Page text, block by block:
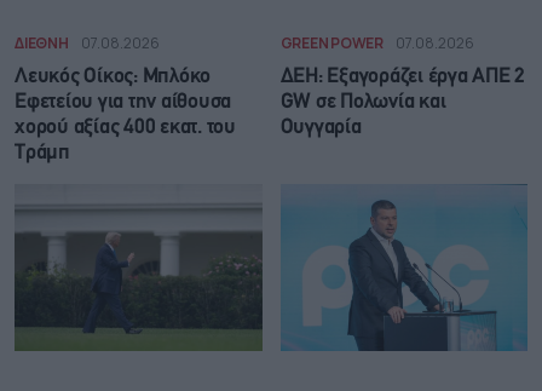
ΔΙΕΘΝΗ 07.08.2026
Λευκός Οίκος: Μπλόκο
Εφετείου για την αίθουσα
χορού αξίας 400 εκατ. του
Τράμπ
GREEN POWER 07.08.2026
ΔΕΗ: Εξαγοράζει έργα ΑΠΕ 2
GW σε Πολωνία και
Ουγγαρία